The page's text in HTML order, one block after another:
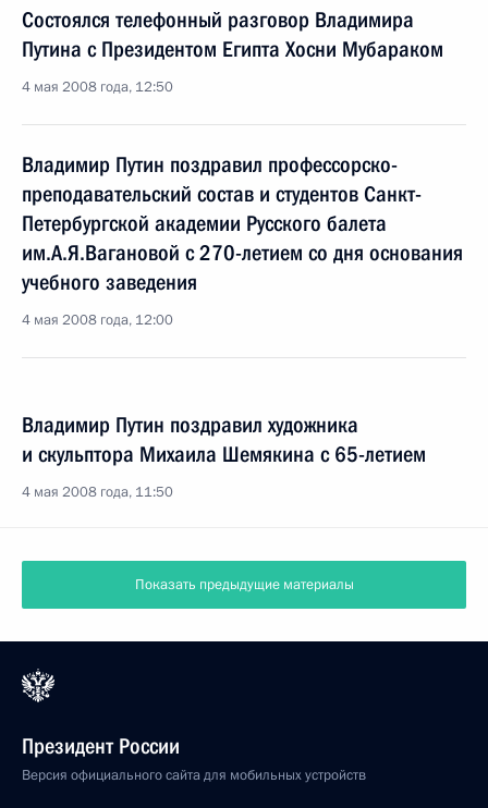
Состоялся телефонный разговор Владимира
Путина с Президентом Египта Хосни Мубараком
4 мая 2008 года, 12:50
Владимир Путин поздравил профессорско-
преподавательский состав и студентов Санкт-
Петербургской академии Русского балета
им.А.Я.Вагановой с 270-летием со дня основания
учебного заведения
4 мая 2008 года, 12:00
Владимир Путин поздравил художника
и скульптора Михаила Шемякина с 65-летием
4 мая 2008 года, 11:50
Показать предыдущие материалы
Президент России
Версия официального сайта для мобильных устройств